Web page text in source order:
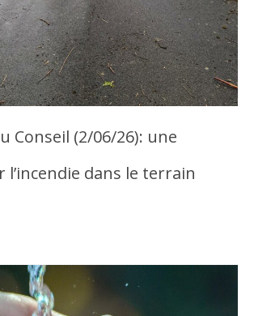
Conseil (2/06/26): une
dans le terrain